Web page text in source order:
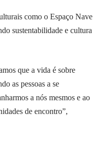
como o Espaço Nave
sustentabilidade e cultura
que a vida é sobre
as pessoas a se
a nós mesmos e ao
de encontro”,